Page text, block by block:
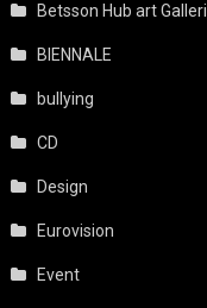
Betsson Hub art Galleri
BIENNALE
bullying
CD
Design
Eurovision
Event